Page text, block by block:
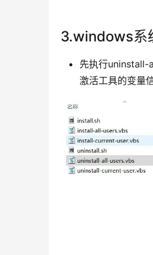
3.windows系
先执行uninstall-
激活工具的变量